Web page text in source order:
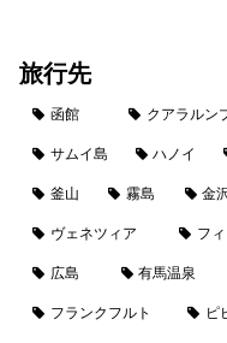
旅行先
函館 クアラルン
サムイ島 ハノイ
釜山 霧島 金
ヴェネツィア フ
広島 有馬温泉
フランクフルト ピ